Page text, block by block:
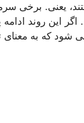
یعنی. برخی
این روند ادامه
شود که به